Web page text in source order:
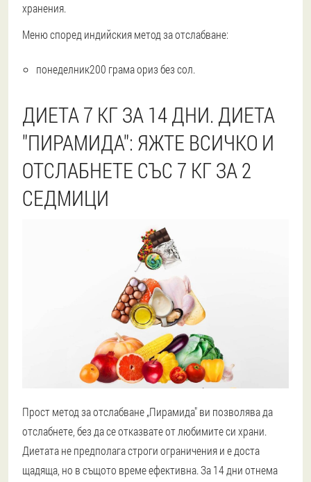
хранения.
Меню според индийския метод за отслабване:
понеделник200 грама ориз без сол.
ДИЕТА 7 КГ ЗА 14 ДНИ. ДИЕТА
"ПИРАМИДА": ЯЖТЕ ВСИЧКО И
ОТСЛАБНЕТЕ СЪС 7 КГ ЗА 2
СЕДМИЦИ
Прост метод за отслабване „Пирамида" ви позволява да
отслабнете, без да се отказвате от любимите си храни.
Диетата не предполага строги ограничения и е доста
щадяща, но в същото време ефективна. За 14 дни отнема